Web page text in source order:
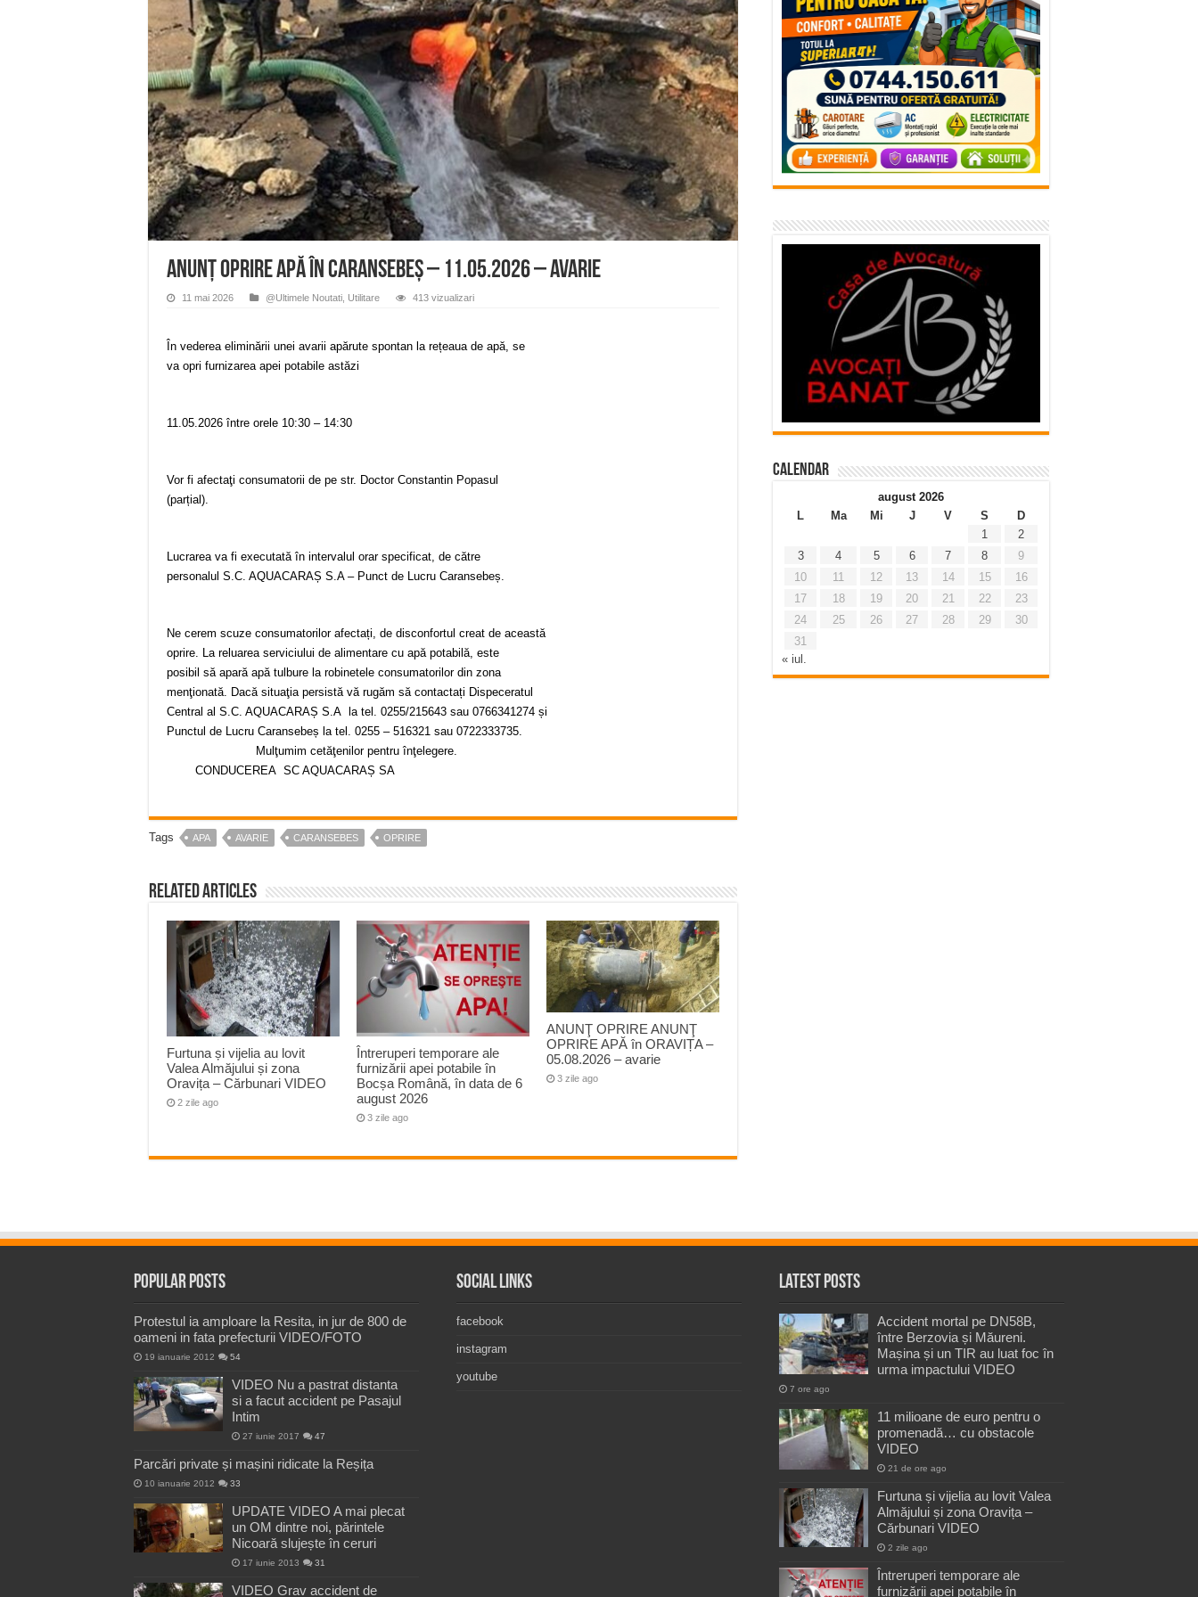
Anunț important – Închidere temporară Podul de Piatră din Herculane
Ștrandul Termal Ring din Oravița – locul unde natura a ascuns un izvor de sănătate VIDEO
Miresme de lavandă, mentă și flori de vară și râsete de copii la Carașova VIDEO
ANUNȚ OPRIRE APĂ în Reșița – avarie – 04.08.2026 – str. Văliugului și Plastomet
ANUNŢ OPRIRE APĂ în CARANSEBEȘ – 04.08.2026 – avarie – Calea Severinului
ANUNŢ OPRIRE APĂ în CARANSEBEȘ – 11.05.2026 – avarie
11 mai 2026 @Ultimele Noutati Utilitare 413 vizualizari
În vederea eliminării unei avarii apărute spontan la rețeaua de apă, se
va opri furnizarea apei potabile astăzi
11.05.2026 între orele 10:30 – 14:30
Vor fi afectaţi consumatorii de pe str. Doctor Constantin Popasul
(parțial).
Lucrarea va fi executată în intervalul orar specificat, de către
personalul S.C. AQUACARAȘ S.A – Punct de Lucru Caransebeș.
Ne cerem scuze consumatorilor afectați, de disconfortul creat de această
oprire. La reluarea serviciului de alimentare cu apă potabilă, este
posibil să apară apă tulbure la robinetele consumatorilor din zona
menţionată. Dacă situaţia persistă vă rugăm să contactați Dispeceratul
Central al S.C. AQUACARAȘ S.A la tel. 0255/215643 sau 0766341274 și
Punctul de Lucru Caransebeș la tel. 0255 – 516321 sau 0722333735.
Mulţumim cetăţenilor pentru înţelegere.
CONDUCEREA SC AQUACARAȘ SA
Tags APA AVARIE CARANSEBES OPRIRE
Related Articles
Furtuna și vijelia au lovit
Valea Almăjului și zona
Oravița – Cărbunari VIDEO
2 zile ago
Întreruperi temporare ale
furnizării apei potabile în
Bocșa Română, în data de 6
august 2026
3 zile ago
ANUNŢ OPRIRE ANUNŢ
OPRIRE APĂ în ORAVIȚA –
05.08.2026 – avarie
3 zile ago
Calendar
august 2026
L
Ma Mi J V S
D
1
2
3
4 5 6 7 8
9
10
11 12 13 14 15
16
17
18 19 20 21 22
23
24
25 26 27 28 29
30
31
« iul.
Popular Posts
Protestul ia amploare la Resita, in jur de 800 de
oameni in fata prefecturii VIDEO/FOTO
19 ianuarie 2012 54
VIDEO Nu a pastrat distanta
si a facut accident pe Pasajul
Intim
27 iunie 2017 47
Parcări private și mașini ridicate la Reșița
10 ianuarie 2012 33
UPDATE VIDEO A mai plecat
un OM dintre noi, părintele
Nicoară slujește în ceruri
17 iunie 2013 31
VIDEO Grav accident de
Social Links
facebook
instagram
youtube
Latest Posts
Accident mortal pe DN58B,
între Berzovia și Măureni.
Mașina și un TIR au luat foc în
urma impactului VIDEO
7 ore ago
11 milioane de euro pentru o
promenadă… cu obstacole
VIDEO
21 de ore ago
Furtuna și vijelia au lovit Valea
Almăjului și zona Oravița –
Cărbunari VIDEO
2 zile ago
Întreruperi temporare ale
furnizării apei potabile în